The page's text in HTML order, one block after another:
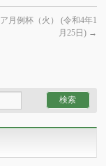
月例杯（火） (令和4年1
月25日) →